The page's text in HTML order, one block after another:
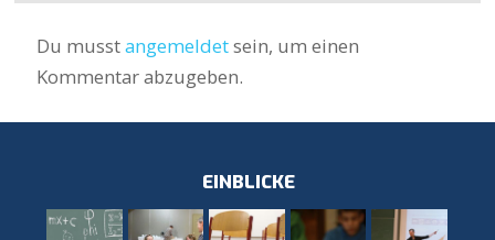
Du musstangemeldetsein, um einen
Kommentar abzugeben.
EINBLICKE